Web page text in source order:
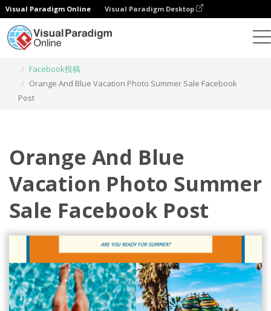
Visual Paradigm Online Visual Paradigm Desktop
Facebook投稿
Orange And Blue Vacation Photo Summer Sale Facebook
Post
Orange And Blue
Vacation Photo Summer
Sale Facebook Post